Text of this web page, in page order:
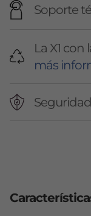
Soporte
La X1
más